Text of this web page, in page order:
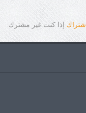
شتراكإذا كنت غير مشترك